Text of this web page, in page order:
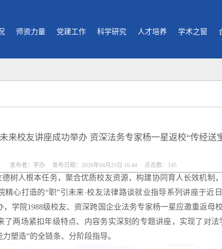
师资力量 党建工作 科学研究 人才培养 学术之窗
来校友讲座成功举办 资深法务专家杨一星返校“传经送
发布者：学办 发布日期：2026年04月21日 16:44 点击数： 145
德树人根本任务，聚合优质校友资源，构建协同育人长效机制
精心打造的“职”引未来·校友法律路谈就业指导系列讲座于近
，学院1988级校友、资深跨国企业法务专家杨一星应邀重返母
了两场紧扣年级特点、内容务实深刻的专题讲座，实现了对法
塑造”的全链条、分阶段指导。